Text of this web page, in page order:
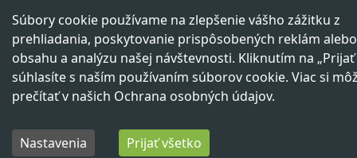
Súbory cookie používame na zlepšenie vášho zážitku z
prehliadania, poskytovanie prispôsobených reklám alebo
obsahu a analýzu našej návštevnosti. Kliknutím na „Prijať
súhlasíte s naším používaním súborov cookie. Viac si
prečítať v našich Ochrana osobných údajov.
Nastavenia Prijať všetko
Domov Najnovšie
Sledujte nás
Spravodajský portál 21. storočia ™ ©2026 Všetky práva vyhradené
VydávabeNOW media group,člen skupiny